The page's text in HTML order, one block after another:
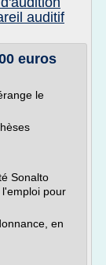
auditif
euros
le
Sonalto
pour
en